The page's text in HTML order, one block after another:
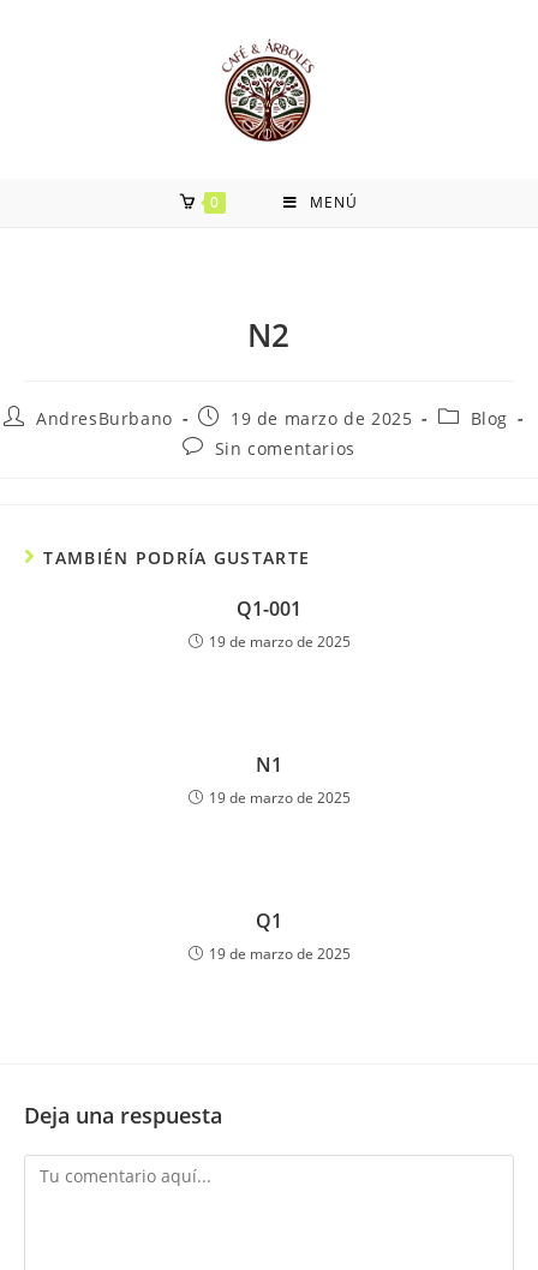
0 MENÚ
N2
AndresBurbano 19 de marzo de 2025
Blog
Sin comentarios
TAMBIÉN PODRÍA GUSTARTE
Q1-001
19 de marzo de 2025
N1
19 de marzo de 2025
Q1
19 de marzo de 2025
Deja una respuesta